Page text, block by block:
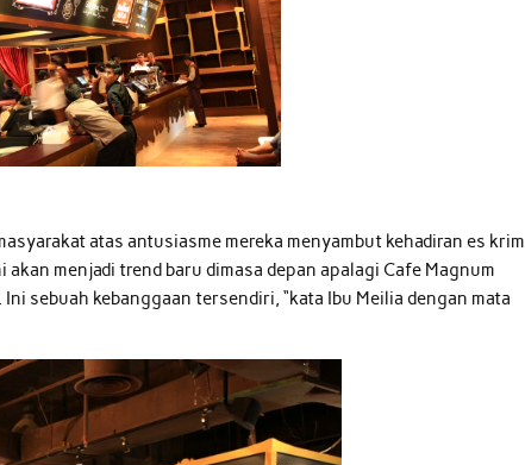
atas antusiasme mereka menyambut kehadiran es krim
menjadi trend baru dimasa depan apalagi Cafe Magnum
sebuah kebanggaan tersendiri, “kata Ibu Meilia dengan mata